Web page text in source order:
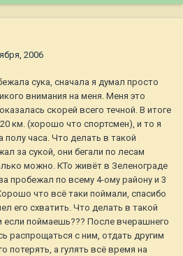
2006
сука, сначала я думал просто
внимания на меня. Меня это
скорей всего течной. В итоге
км. (хорошо что спортсмен), и то я
часа. Что делать в такой
за сукой, они бегали по лесам
можно. КТо живёт в Зеленограде
пробежал по всему 4-ому району и 3
что всё таки поймали, спасибо
его схватить. Что делать в такой
если поймаешь??? После вчерашнего
распрощаться с ним, отдать другим
потерять, а гулять всё время на